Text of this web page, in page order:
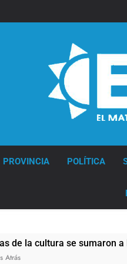
PROVINCIA POLÍTICA
cultura se sumaron a la